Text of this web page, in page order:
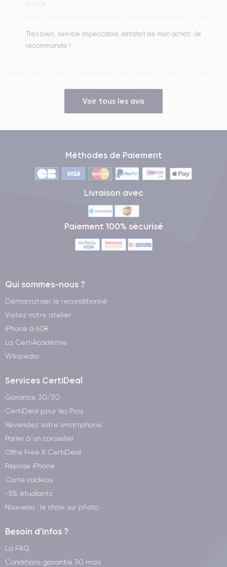
09/07/26
Très bien, service impeccable, satisfait de mon achat. Je
recommande !
Voir tous les avis
Méthodes de Paiement
Livraison avec
Paiement 100% sécurisé
Qui sommes-nous ?
Démocratiser le reconditionné
Visitez notre atelier
iPhone à 60€
La CertiAcadémie
Wikipedia
Services CertiDeal
Garantie 30/30
CertiDeal pour les Pros
Revendez votre smartphone
Parler à un conseiller
Offre Free X CertiDeal
Reprise iPhone
Carte cadeau
-5% étudiants
Nouveau : le choix sur photo
Besoin d'infos ?
La FAQ
Conditions garantie 30 mois